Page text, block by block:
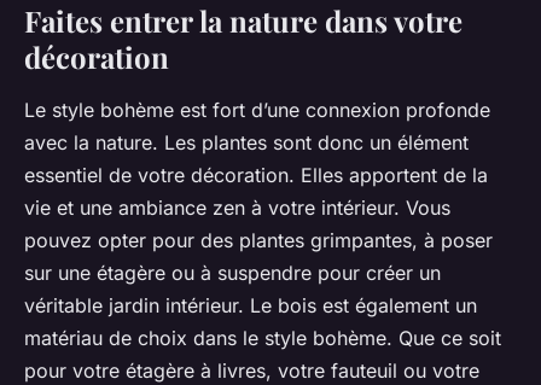
Faites entrer la nature dans votre
décoration
Le style bohème est fort d’une connexion profonde
avec la nature. Les plantes sont donc un élément
essentiel de votre décoration. Elles apportent de la
vie et une ambiance zen à votre intérieur. Vous
pouvez opter pour des plantes grimpantes, à poser
sur une étagère ou à suspendre pour créer un
véritable jardin intérieur. Le bois est également un
matériau de choix dans le style bohème. Que ce soit
pour votre étagère à livres, votre fauteuil ou votre